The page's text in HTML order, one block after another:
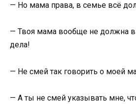
— Но мама права, в семье всё
— Твоя мама вообще не должна
дела!
— Не смей так говорить о моей
— А ты не смей указывать мне,